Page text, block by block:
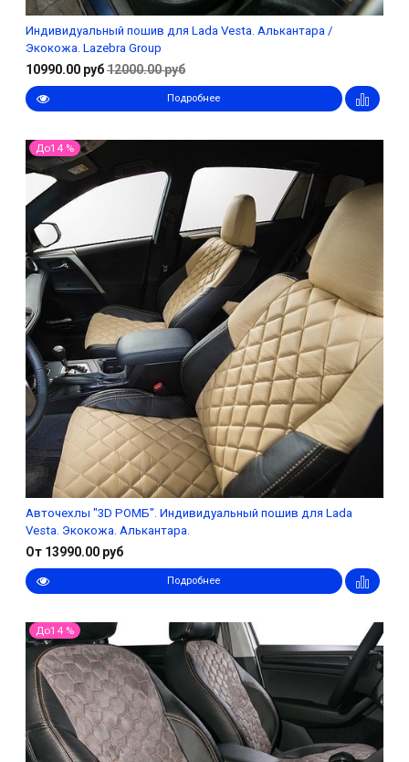
Индивидуальный пошив для Lada Vesta. Алькантара /
Экокожа. Lazebra Group
10990.00 руб12000.00 руб
Подробнее
До14 %
Авточехлы "3D РОМБ". Индивидуальный пошив для Lada
Vesta. Экокожа. Алькантара.
От 13990.00 руб
Подробнее
До14 %